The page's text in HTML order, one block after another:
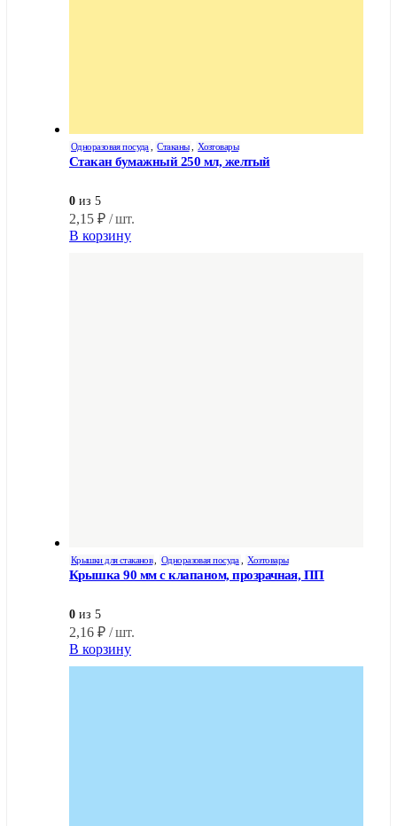
Одноразовая посуда Стаканы Хозтовары
Стакан бумажный 250 мл, желтый
0 из 5
2,15 ₽ / шт.
В корзину
Крышки для стаканов Одноразовая посуда Хозтовары
Крышка 90 мм с клапаном, прозрачная, ПП
0 из 5
2,16 ₽ / шт.
В корзину